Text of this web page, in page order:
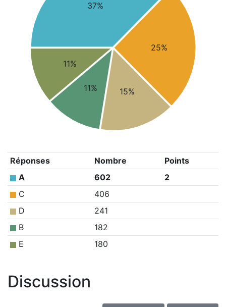
37%
25%
15%
11%
11%
Réponses Nombre
Points
A
602
2
C
406
D
241
B
182
E
180
Discussion